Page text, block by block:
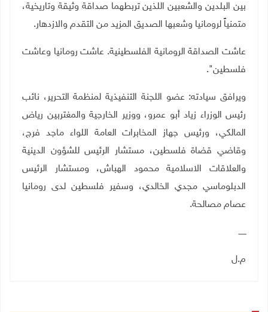
بين البلدين والشعبين اللذين تربطهما صداقة وثيقة وتاريخية،
متمنياً لرومانيا وشعبها الصديق المزيد من التقدم والازدهار.
عاشت الصداقة الرومانية الفلسطينية. عاشت رومانيا وعاشت
فلسطين".
ويرافق سيادته: عضو اللجنة التنفيذية لمنظمة التحرير، نائب
رئيس الوزراء زياد أبو عمرو، ووزير الخارجية والمغتربين رياض
المالكي، ورئيس جهاز المخابرات العامة اللواء ماجد فرج،
وقاضي قضاة فلسطين، مستشار الرئيس للشؤون الدينية
والعلاقات الاسلامية محمود الهباش، ومستشار الرئيس
الدبلوماسي مجدي الخالدي، وسفير فلسطين لدى رومانيا
عصام مصالحة.
ــــــ
م.ل